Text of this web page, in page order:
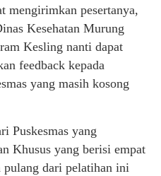
mengirimkan pesertanya,
Kesehatan Murung
Kesling nanti dapat
feedback kepada
yang masih kosong
Puskesmas yang
Khusus yang berisi empat
pulang dari pelatihan ini